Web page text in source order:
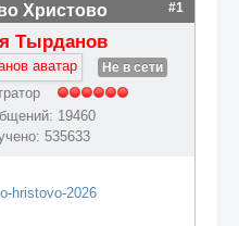
Христово #1
Тырданов
Не в сети
19460
535633
hristovo-2026